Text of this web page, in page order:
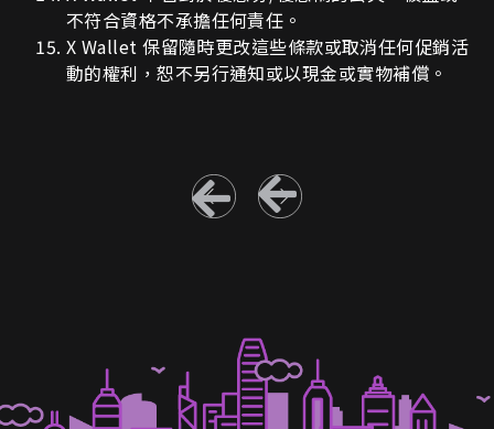
不符合資格不承擔任何責任。
X Wallet保留隨時更改這些條款或取消任何促銷活
動的權利，恕不另行通知或以現金或實物補償。